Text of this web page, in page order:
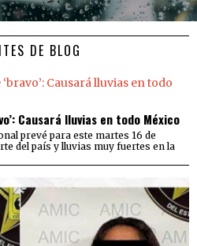
DE BLOG
Causará lluvias en todo México
prevé para este martes 16 de
del país y lluvias muy fuertes en la